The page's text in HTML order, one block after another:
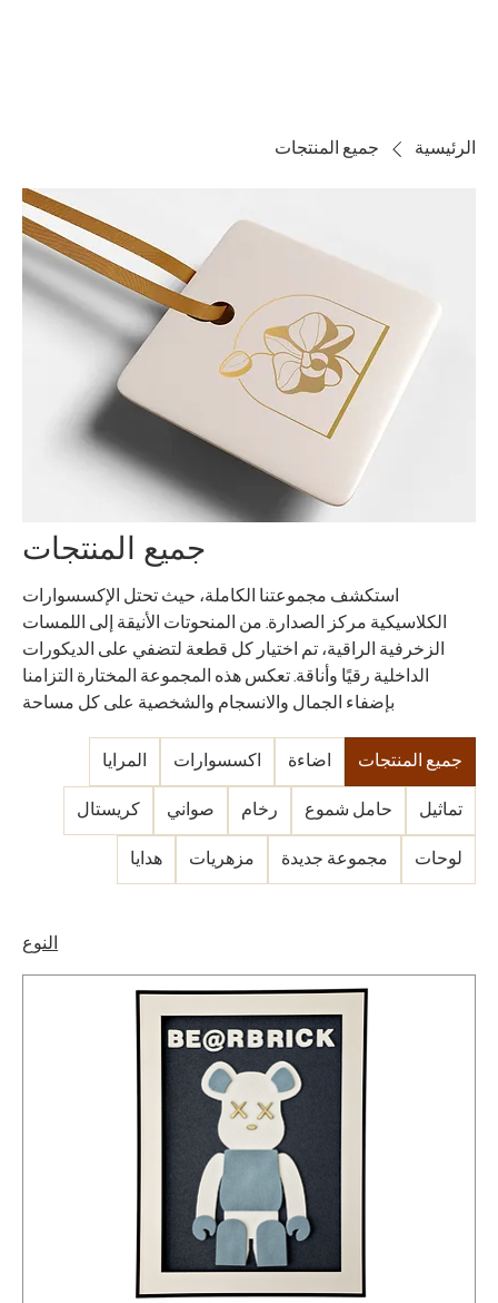
الرئيسية جميع المنتجات
جميع المنتجات
استكشف مجموعتنا الكاملة، حيث تحتل الإكسسوارات
الكلاسيكية مركز الصدارة. من المنحوتات الأنيقة إلى اللمسات
الزخرفية الراقية، تم اختيار كل قطعة لتضفي على الديكورات
الداخلية رقيًا وأناقة. تعكس هذه المجموعة المختارة التزامنا
بإضفاء الجمال والانسجام والشخصية على كل مساحة
جميع المنتجات اضاءة اكسسوارات المرايا
تماثيل حامل شموع رخام صواني كريستال
لوحات مجموعة جديدة مزهريات هدايا
النوع